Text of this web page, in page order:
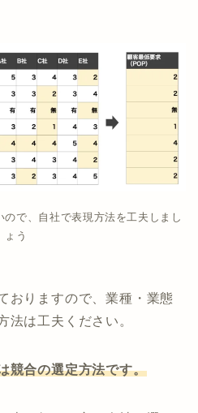
で、自社で表現方法を工夫しまし
ょう
おりますので、業種・業態
法は工夫ください。
競合の選定方法です。